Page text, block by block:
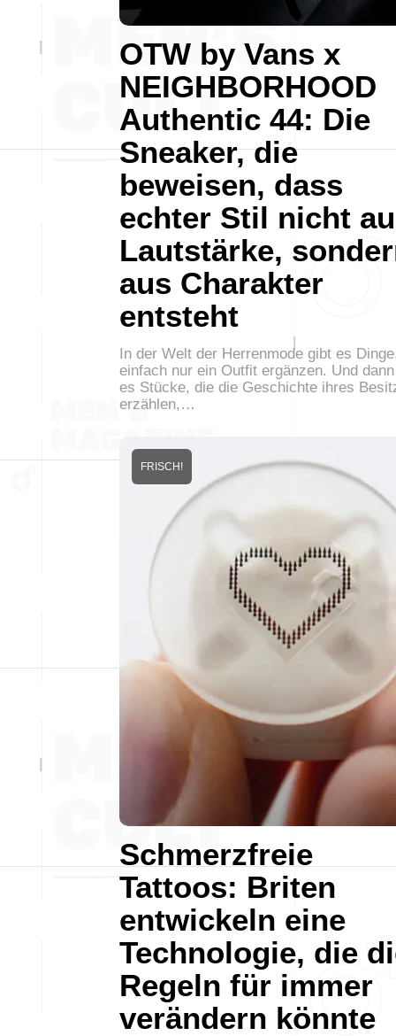
OTW by Vans x
NEIGHBORHOOD
Authentic 44: Die
Sneaker, die
beweisen, dass
echter Stil nicht
Lautstärke,
aus Charakter
entsteht
In der Welt der Herrenmode gibt es
einfach nur ein Outfit ergänzen. Und
es Stücke, die die Geschichte ihres
erzählen,…
Schmerzfreie
Tattoos: Briten
entwickeln eine
Technologie, die
Regeln für immer
verändern könnte
FRISCH!